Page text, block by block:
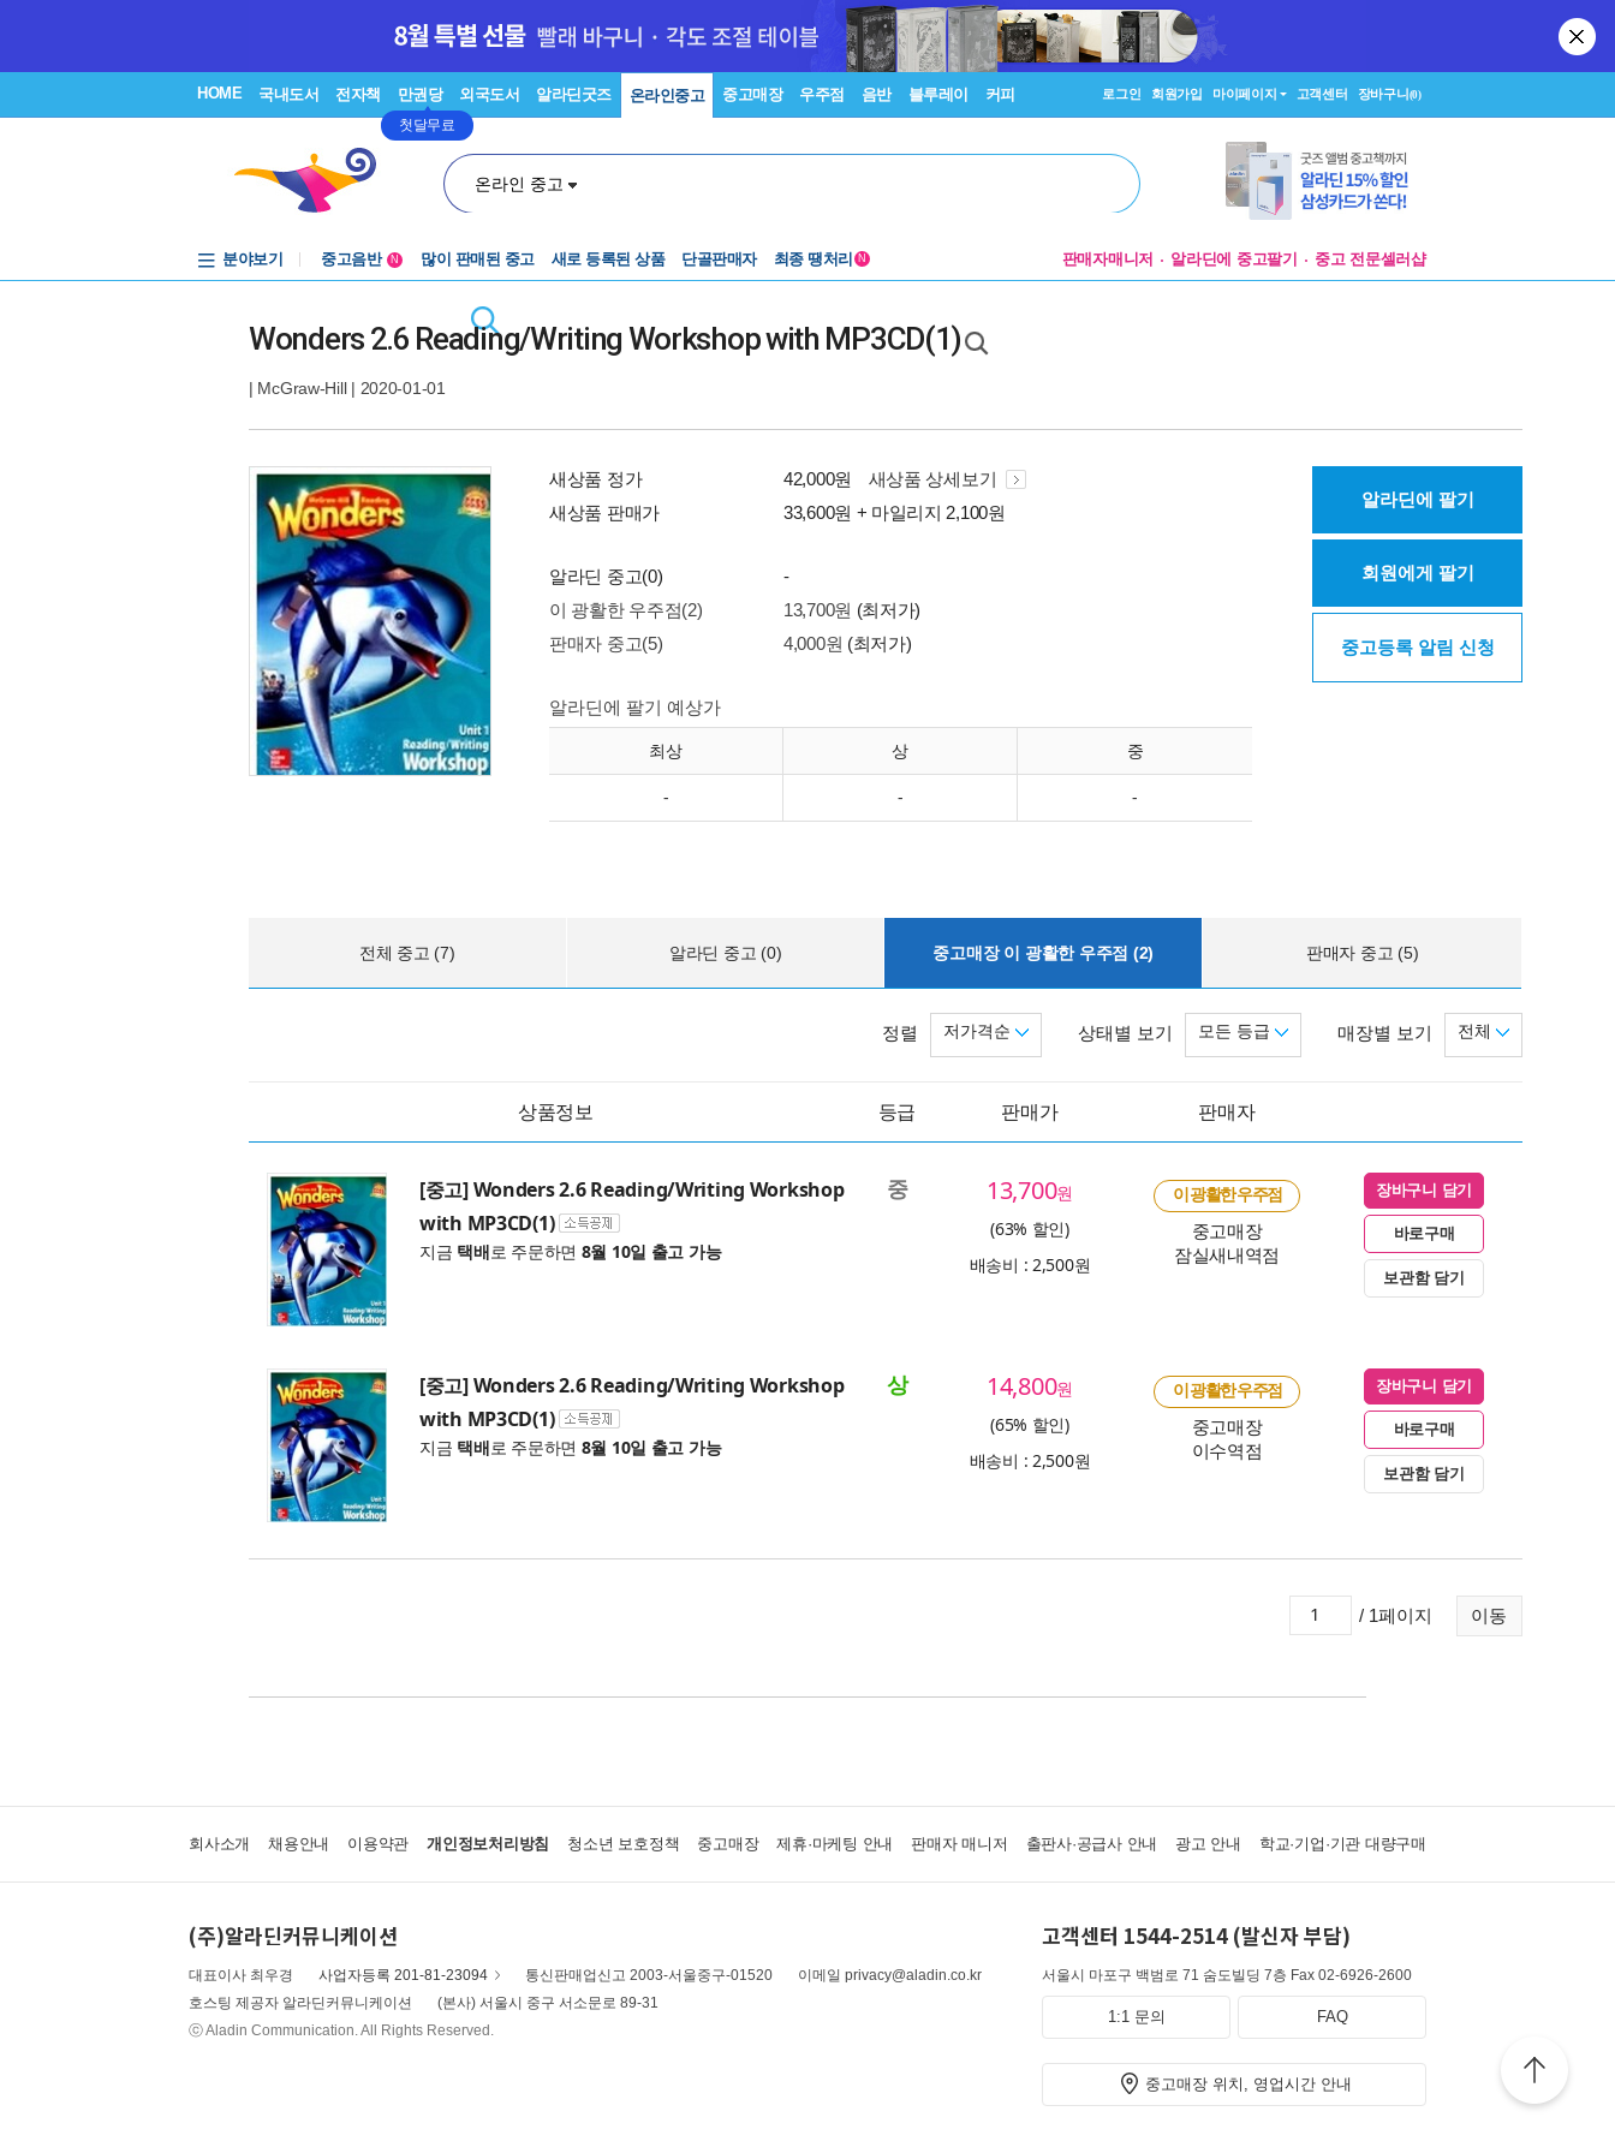
HOME 국내도서 전자책 만권당
첫달무료
외국도서 알라딘굿즈 온라인중고 중고매장 우주점 음반 블루레이 커피 로그인 회원가입 마이페이지 고객센터 장바구니(0)
온라인 중고
분야보기
중고음반
N 많이 판매된 중고 새로 등록된 상품 단골판매자 최종 땡처리 N 판매자매니저 알라딘에 중고팔기 중고 전문셀러샵
Wonders 2.6 Reading/Writing Workshop with MP3CD(1)
| McGraw-Hill| 2020-01-01
새상품 정가 42,000원
새상품 상세보기
새상품 판매가
33,600원 + 마일리지 2,100원
알라딘 중고(0)
-
이 광활한 우주점(2)
13,700원 (최저가)
판매자 중고(5)
4,000원 (최저가)
알라딘에 팔기 예상가
최상 상 중
- - -
알라딘에 팔기
회원에게 팔기
중고등록 알림 신청
전체 중고 (7) 알라딘 중고 (0) 중고매장 이 광활한 우주점 (2) 판매자 중고 (5)
매장별 보기 전체
상태별 보기 모든 등급
정렬 저가격순
상품정보 등급 판매가 판매자
[중고] Wonders 2.6 Reading/Writing Workshop
with MP3CD(1)
지금 택배로 주문하면 8월 10일 출고 가능
중 13,700원
(63% 할인)
배송비 : 2,500원
이 광활한 우주점
중고매장
잠실새내역점
장바구니 담기
바로구매
보관함 담기
[중고] Wonders 2.6 Reading/Writing Workshop
with MP3CD(1)
지금 택배로 주문하면 8월 10일 출고 가능
상 14,800원
(65% 할인)
배송비 : 2,500원
이 광활한 우주점
중고매장
이수역점
장바구니 담기
바로구매
보관함 담기
이동
/ 1페이지
회사소개 채용안내 이용약관 개인정보처리방침 청소년 보호정책 중고매장 제휴·마케팅 안내 판매자 매니저 출판사·공급사 안내 광고 안내 학교·기업·기관 대량구매
(주)알라딘커뮤니케이션
대표이사 최우경 사업자등록 201-81-23094 통신판매업신고 2003-서울중구-01520
이메일 privacy@aladin.co.kr
호스팅 제공자 알라딘커뮤니케이션
(본사) 서울시 중구 서소문로 89-31
ⓒ Aladin Communication. All Rights Reserved.
고객센터 1544-2514 (발신자 부담)
서울시 마포구 백범로 71 숨도빌딩 7층 Fax 02-6926-2600
1:1 문의 FAQ
중고매장 위치, 영업시간 안내